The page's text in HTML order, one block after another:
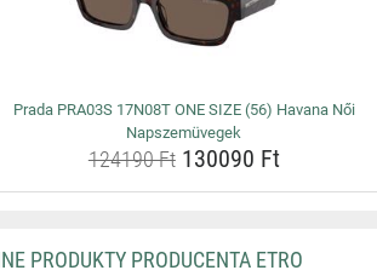
Prada PRA03S 17N08T ONE SIZE (56) Havana Női
Napszemüvegek
124190 Ft130090 Ft
PRODUKTY PRODUCENTA ETRO